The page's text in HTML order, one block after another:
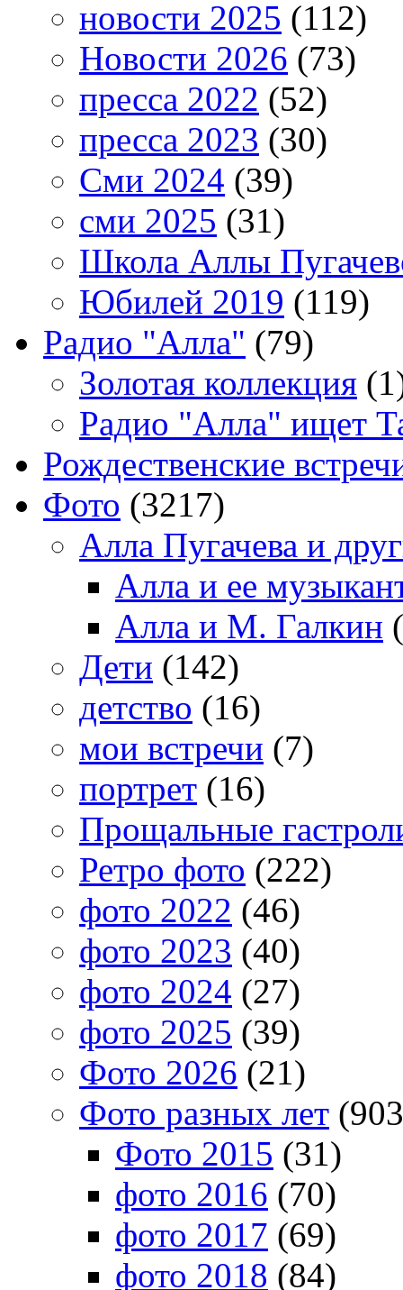
новости 2025 (112)
Новости 2026 (73)
пресса 2022 (52)
пресса 2023 (30)
Сми 2024 (39)
сми 2025 (31)
Школа Аллы
Юбилей 2019 (119)
Радио "Алла" (79)
Золотая коллекция
Радио "Алла" ищет
Рождественские
Фото (3217)
Алла Пугачева и
Алла и ее
Алла и М. Галкин
Дети (142)
детство (16)
мои встречи (7)
портрет (16)
Прощальные
Ретро фото (222)
фото 2022 (46)
фото 2023 (40)
фото 2024 (27)
фото 2025 (39)
Фото 2026 (21)
Фото разных лет
Фото 2015 (31)
фото 2016 (70)
фото 2017 (69)
фото 2018 (84)